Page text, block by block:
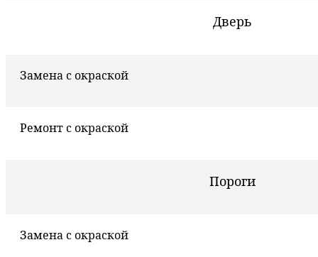
Дверь
Замена с окраской
Ремонт с окраской
Пороги
Замена с окраской